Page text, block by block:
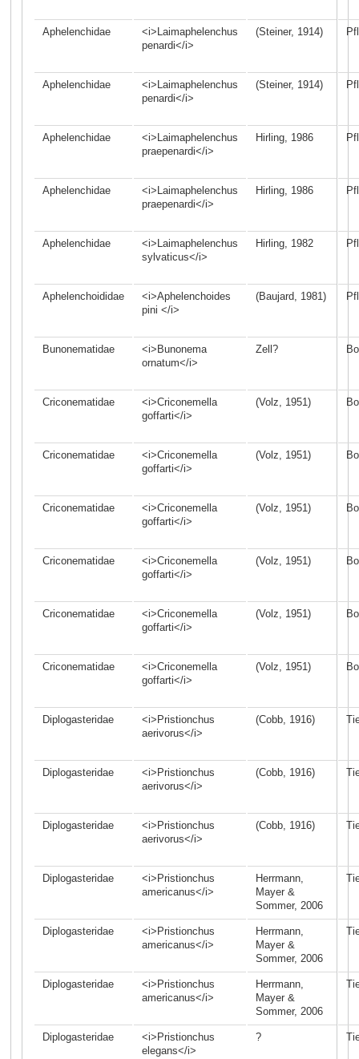
Aphelenchidae
<i>Laimaphelenchus
penardi</i>
(Steiner, 1914)
Aphelenchidae
<i>Laimaphelenchus
penardi</i>
(Steiner, 1914)
Aphelenchidae
<i>Laimaphelenchus
praepenardi</i>
Hirling, 1986
Aphelenchidae
<i>Laimaphelenchus
praepenardi</i>
Hirling, 1986
Aphelenchidae
<i>Laimaphelenchus
sylvaticus</i>
Hirling, 1982
Aphelenchoididae
<i>Aphelenchoides
pini </i>
(Baujard, 1981)
Bunonematidae
<i>Bunonema
ornatum</i>
Zell?
Criconematidae
<i>Criconemella
goffarti</i>
(Volz, 1951)
Criconematidae
<i>Criconemella
goffarti</i>
(Volz, 1951)
Criconematidae
<i>Criconemella
goffarti</i>
(Volz, 1951)
Criconematidae
<i>Criconemella
goffarti</i>
(Volz, 1951)
Criconematidae
<i>Criconemella
goffarti</i>
(Volz, 1951)
Criconematidae
<i>Criconemella
goffarti</i>
(Volz, 1951)
Diplogasteridae
<i>Pristionchus
aerivorus</i>
(Cobb, 1916)
Diplogasteridae
<i>Pristionchus
aerivorus</i>
(Cobb, 1916)
Diplogasteridae
<i>Pristionchus
aerivorus</i>
(Cobb, 1916)
Diplogasteridae
<i>Pristionchus
americanus</i>
Herrmann,
Mayer &
Sommer, 2006
Diplogasteridae
<i>Pristionchus
americanus</i>
Herrmann,
Mayer &
Sommer, 2006
Diplogasteridae
<i>Pristionchus
americanus</i>
Herrmann,
Mayer &
Sommer, 2006
Diplogasteridae
<i>Pristionchus
elegans</i>
?